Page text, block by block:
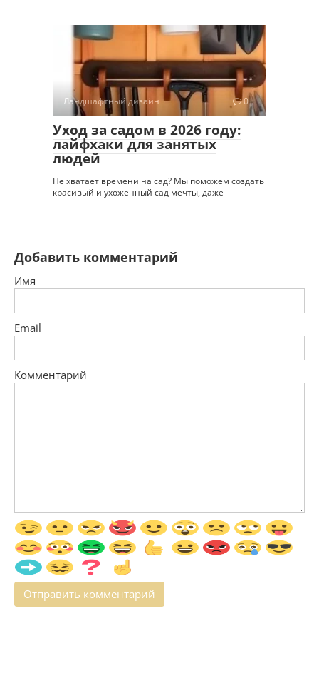
Ландшафтный дизайн 0
Уход за садом в 2026 году:
лайфхаки для занятых
людей
Не хватает времени на сад? Мы поможем создать
красивый и ухоженный сад мечты, даже
Добавить комментарий
Имя
Email
Комментарий